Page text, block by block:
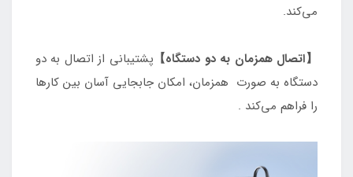
می‌کند.
【اتصال همزمان به دو دستگاه】 پشتیبانی از اتصال به دو
دستگاه به صورت همزمان، امکان جابجایی آسان بین کارها
را فراهم می‌کند .